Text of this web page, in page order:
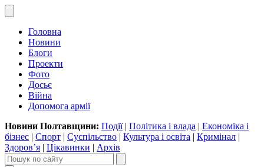
Головна
Новини
Блоги
Проекти
Фото
Досьє
Війна
Допомога армії
Новини Полтавщини: Події| Політика і влада | Економіка і
бізнес | Спорт | Суспільство | Культура і освіта | Кримінал |
Здоров’я | Цікавинки | Архів